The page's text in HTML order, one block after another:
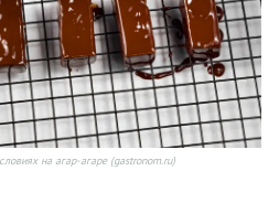
на агар-агаре (gastronom.ru)